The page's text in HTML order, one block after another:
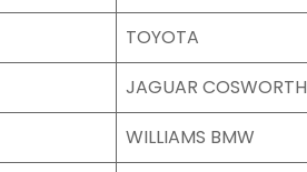
TOYOTA
JAGUAR COSWORTH
WILLIAMS BMW